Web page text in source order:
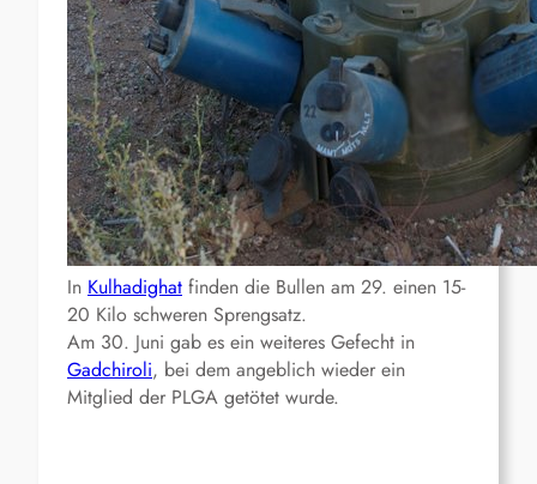
In Kulhadighat finden die Bullen am 29. einen 15-
20 Kilo schweren Sprengsatz.
Am 30. Juni gab es ein weiteres Gefecht in
Gadchiroli, bei dem angeblich wieder ein
Mitglied der PLGA getötet wurde.